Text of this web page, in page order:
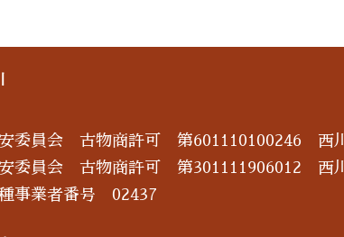
委員会 古物商許可 第601110100246 西
安委員会 古物商許可 第301111906012 西
事業者番号 02437